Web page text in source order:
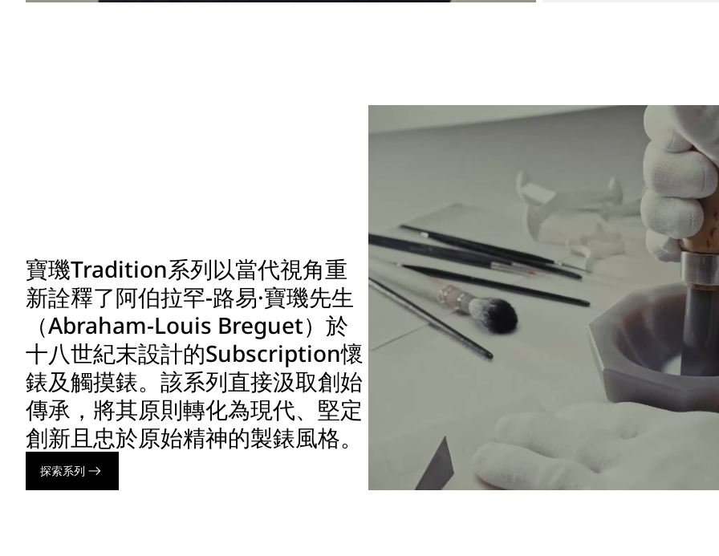
寶璣Tradition系列以當代視角重
新詮釋了阿伯拉罕-路易·寶璣先生
（Abraham-Louis Breguet）於
十八世紀末設計的Subscription懷
錶及觸摸錶。該系列直接汲取創始
傳承，將其原則轉化為現代、堅定
創新且忠於原始精神的製錶風格。
探索系列